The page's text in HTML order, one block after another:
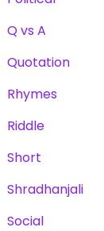
Q vs A
Quotation
Rhymes
Riddle
Short
Shradhanjali
Social